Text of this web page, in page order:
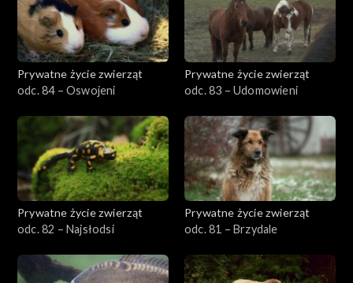
Prywatne życie zwierząt
odc. 84 – Oswojeni
Prywatne życie zwierząt
odc. 83 – Udomowieni
Prywatne życie zwierząt
odc. 82 – Najsłodsi
Prywatne życie zwierząt
odc. 81 – Brzydale